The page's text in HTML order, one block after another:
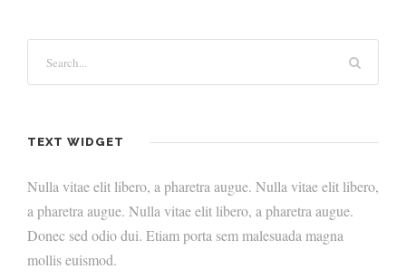
TEXT WIDGET
Nulla vitae elit libero, a pharetra augue. Nulla vitae elit libero,
a pharetra augue. Nulla vitae elit libero, a pharetra augue.
Donec sed odio dui. Etiam porta sem malesuada magna
mollis euismod.